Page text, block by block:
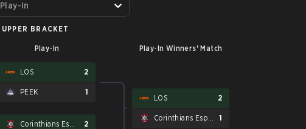
Play-In
UPPER BRACKET
Play-In Play-In Winners' Match
LOS 2
PEEK 1
2
LOS 2
1